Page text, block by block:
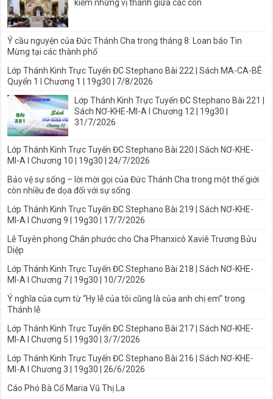
kiếm những vị thánh giữa các con
Ý cầu nguyện của Đức Thánh Cha trong tháng 8: Loan báo Tin
Mừng tại các thành phố
Lớp Thánh Kinh Trực Tuyến ĐC Stephano Bài 222 | Sách MA-CA-BÊ
Quyển 1 I Chương 1 | 19g30 | 7/8/2026
Lớp Thánh Kinh Trực Tuyến ĐC Stephano Bài 221 |
Sách NƠ-KHE-MI-A I Chương 12 | 19g30 |
31/7/2026
Lớp Thánh Kinh Trực Tuyến ĐC Stephano Bài 220 | Sách NƠ-KHE-
MI-A I Chương 10 | 19g30 | 24/7/2026
Bảo vệ sự sống – lời mời gọi của Đức Thánh Cha trong một thế giới
còn nhiều đe dọa đối với sự sống
Lớp Thánh Kinh Trực Tuyến ĐC Stephano Bài 219 | Sách NƠ-KHE-
MI-A I Chương 9 | 19g30 | 17/7/2026
Lễ Tuyên phong Chân phước cho Cha Phanxicô Xaviê Trương Bửu
Diệp
Lớp Thánh Kinh Trực Tuyến ĐC Stephano Bài 218 | Sách NƠ-KHE-
MI-A I Chương 7 | 19g30 | 10/7/2026
Ý nghĩa của cụm từ “Hy lễ của tôi cũng là của anh chị em” trong
Thánh lễ
Lớp Thánh Kinh Trực Tuyến ĐC Stephano Bài 217 | Sách NƠ-KHE-
MI-A I Chương 5 | 19g30 | 3/7/2026
Lớp Thánh Kinh Trực Tuyến ĐC Stephano Bài 216 | Sách NƠ-KHE-
MI-A I Chương 3 | 19g30 | 26/6/2026
Cáo Phó Bà Cố Maria Vũ Thị La